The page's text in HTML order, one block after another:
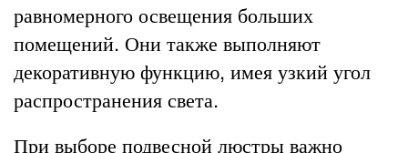
равномерного освещения больших
помещений. Они также выполняют
декоративную функцию, имея узкий угол
распространения света.
При выборе подвесной люстры важно